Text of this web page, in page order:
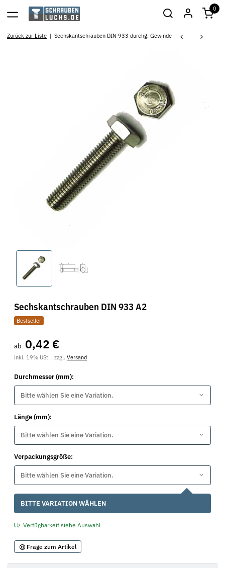
0
Zurück zur Liste Sechskantschrauben DIN 933 durchg. Gewinde
Sechskantschrauben DIN 933 A2
Bestseller
ab 0,42 €
inkl. 19% USt. , zzgl. Versand
Durchmesser (mm):
Bitte wählen Sie eine Variation.
Länge (mm):
Bitte wählen Sie eine Variation.
Verpackungsgröße:
Bitte wählen Sie eine Variation.
x
BITTE VARIATION WÄHLEN
Verfügbarkeit siehe Auswahl
Frage zum Artikel